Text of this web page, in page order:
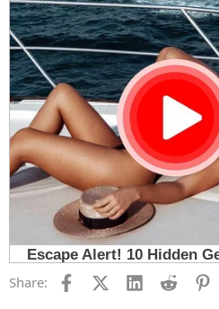
Share: FacebookX (Twitter)
LinkedInReddit